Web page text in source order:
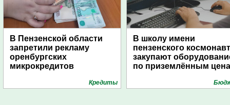
В Пензенской области
запретили рекламу
оренбургских
микрокредитов
Кредиты
В школу имени
пензенского
закупают
по приземлённым